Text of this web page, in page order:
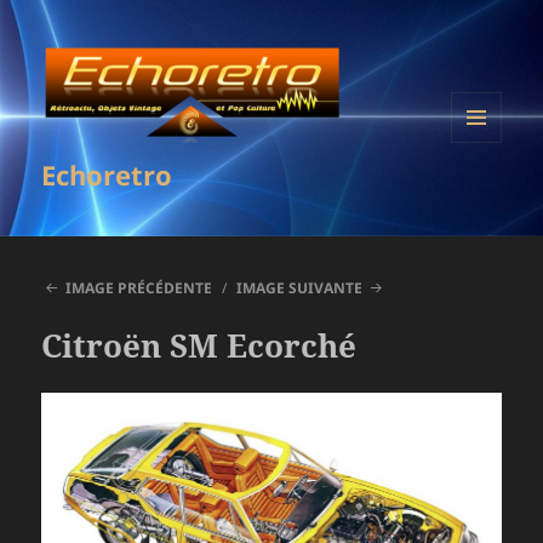
Echoretro
IMAGE PRÉCÉDENTE IMAGE SUIVANTE
Citroën SM Ecorché